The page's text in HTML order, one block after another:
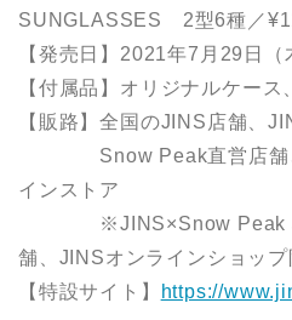
SUNGLASSES 2型6種／
【発売日】2021年7月29日（
【付属品】オリジナルケー
【販路】全国のJINS店舗、
Snow Peak直営店舗、
インストア
※JINS×Snow Peak
舗、JINSオンラインショップ
【特設サイト】
https://